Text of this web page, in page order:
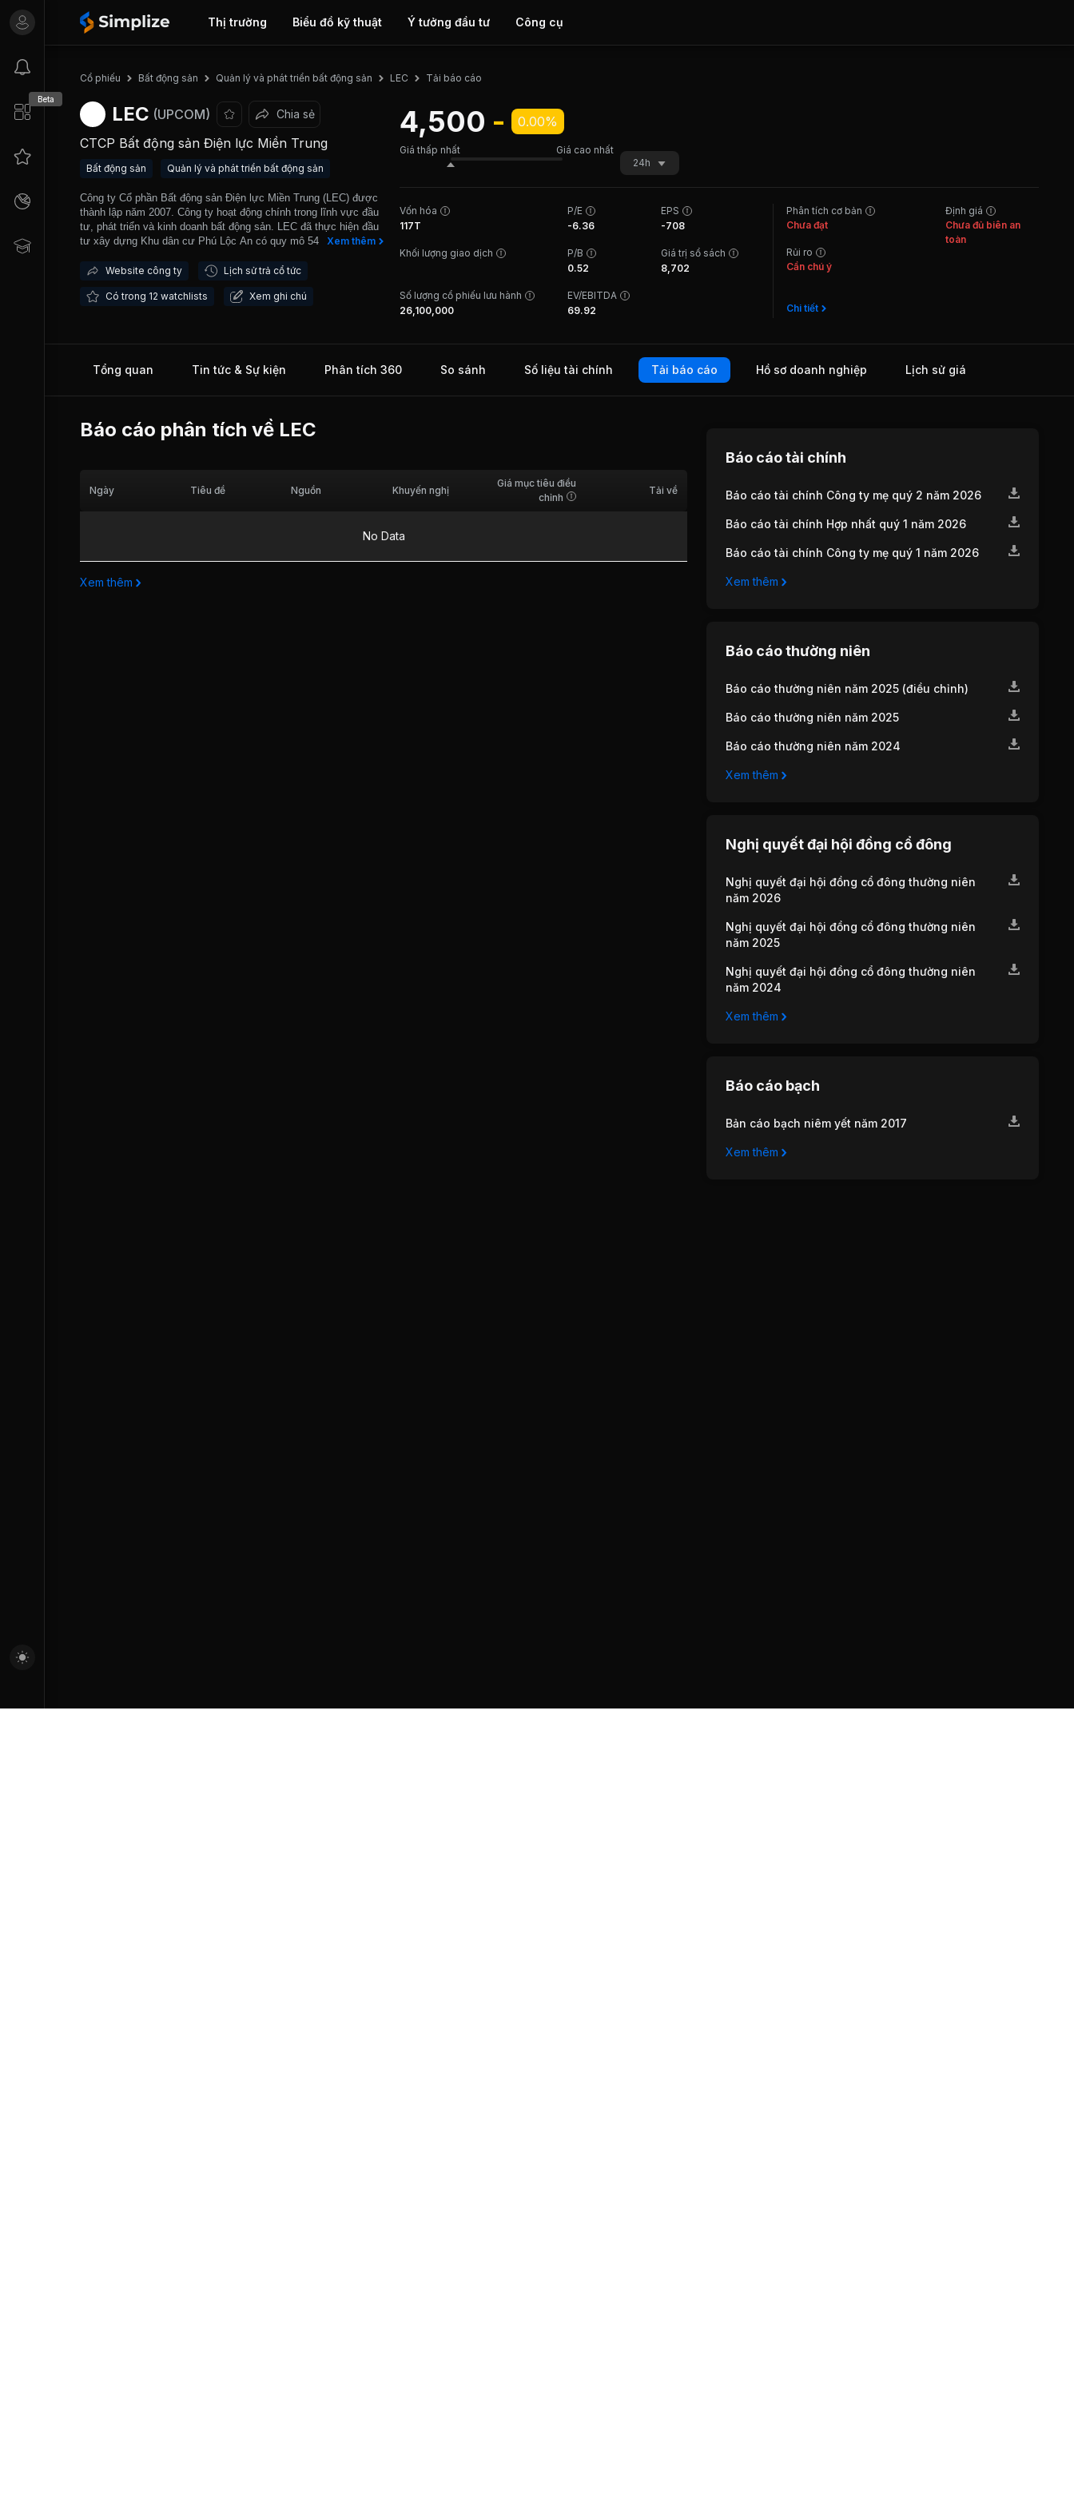
Thị trường Biểu đồ kỹ thuật Ý tưởng đầu tư Công cụ
Beta
Cổ phiếu Bất động sản Quản lý và phát triển bất động sản LEC Tải báo cáo
LEC (UPCOM) Chia sẻ
CTCP Bất động sản Điện lực Miền Trung
Bất động sản Quản lý và phát triển bất động sản
Công ty Cổ phần Bất động sản Điện lực Miền Trung (LEC) được
thành lập năm 2007. Công ty hoạt động chính trong lĩnh vực đầu
tư, phát triển và kinh doanh bất động sản. LEC đã thực hiện đầu
tư xây dựng Khu dân cư Phú Lộc An có quy mô 54 lô đất nền
Giai đoạn 1 của dự án phức hợp EVN-Land Central Đà Nẵng. Bên
thuê sân bóng mini. Ngày 13/05/2025, LEC chính thức giao dịch
Xem thêm
Website công ty Lịch sử trả cổ tức
Có trong 12 watchlists Xem ghi chú
4,500 - 0.00%
Giá thấp nhất
Giá cao nhất
24h
Vốn hóa
117T
P/E
-6.36
EPS
-708
Khối lượng giao dịch
P/B
0.52
Giá trị sổ sách
8,702
Số lượng cổ phiếu lưu hành
26,100,000
EV/EBITDA
69.92
Phân tích cơ bản
Chưa đạt
Rủi ro
Cần chú ý
Chi tiết
Định giá
Chưa đủ biên an
toàn
Tổng quan Tin tức & Sự kiện Phân tích 360 So sánh Số liệu tài chính Tải báo cáo Hồ sơ doanh nghiệp Lịch sử giá
Báo cáo phân tích về LEC
Ngày Tiêu đề Nguồn Khuyến nghị
Giá mục tiêu điều
chỉnh
Tải về
No Data
Xem thêm
Báo cáo tài chính
Báo cáo tài chính Công ty mẹ quý 2 năm 2026
Báo cáo tài chính Hợp nhất quý 1 năm 2026
Báo cáo tài chính Công ty mẹ quý 1 năm 2026
Xem thêm
Báo cáo thường niên
Báo cáo thường niên năm 2025 (điều chỉnh)
Báo cáo thường niên năm 2025
Báo cáo thường niên năm 2024
Xem thêm
Nghị quyết đại hội đồng cổ đông
Nghị quyết đại hội đồng cổ đông thường niên
năm 2026
Nghị quyết đại hội đồng cổ đông thường niên
năm 2025
Nghị quyết đại hội đồng cổ đông thường niên
năm 2024
Xem thêm
Báo cáo bạch
Bản cáo bạch niêm yết năm 2017
Xem thêm